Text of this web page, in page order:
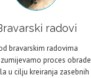
radovi
bravarskim radovima
proces obrade
u cilju kreiranja zasebnih